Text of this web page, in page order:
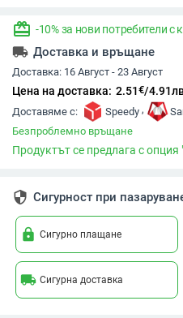
redeem -10% за нови потребители с
local_shipping Доставка и връщане
Доставка: 16 Август - 23 Август
Цена на доставка: 2.51€/4.91
Доставяме с: Speedy ,
Безпроблемно връщане
Продуктът се предлага с
security Сигурност при
lock Сигурно плащане
local_shipping Сигурна доставка